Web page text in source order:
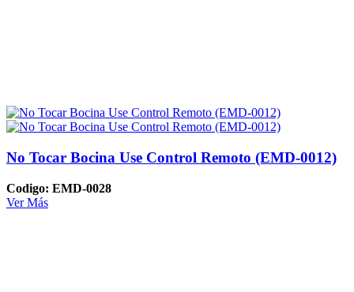
No Tocar Bocina Use Control Remoto (EMD-0012)
Codigo: EMD-0028
Ver Más